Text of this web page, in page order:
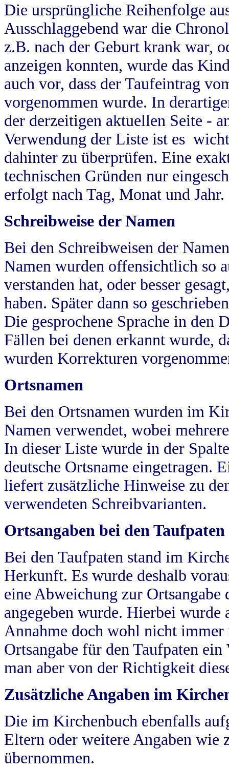
Die ursprüngliche Reihenfolge
Ausschlaggebend war die
z.B. nach der Geburt krank war,
anzeigen konnten, wurde das
auch vor, dass der Taufeintrag
vorgenommen wurde. In
der derzeitigen aktuellen Seite -
Verwendung der Liste ist es
dahinter zu überprüfen. Eine
technischen Gründen nur
erfolgt nach Tag, Monat und Jahr.
Schreibweise der Namen
Bei den Schreibweisen der
Namen wurden offensichtlich so
verstanden hat, oder besser
haben. Später dann so
Die gesprochene Sprache in
Fällen bei denen erkannt wurde,
wurden Korrekturen
Ortsnamen
Bei den Ortsnamen wurden im
Namen verwendet, wobei
In dieser Liste wurde in der
deutsche Ortsname eingetragen.
liefert zusätzliche Hinweise zu
verwendeten Schreibvarianten.
Ortsangaben bei den Taufpaten
Bei den Taufpaten stand im
Herkunft. Es wurde deshalb
eine Abweichung zur
angegeben wurde. Hierbei wurde
Annahme doch wohl nicht
Ortsangabe für den Taufpaten
man aber von der Richtigkeit
Zusätzliche Angaben im
Die im Kirchenbuch ebenfalls
Eltern oder weitere Angaben wie
übernommen.